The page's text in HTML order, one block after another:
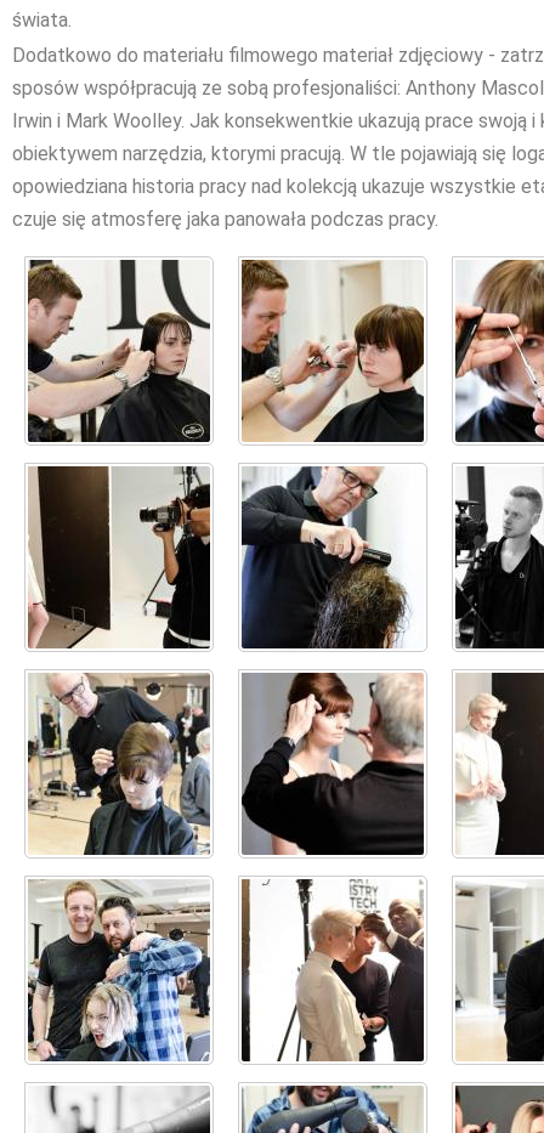
świata.
Dodatkowo do materiału filmowego materiał zdjęciowy -
sposów współpracują ze sobą profesjonaliści: Anthony
Irwin i Mark Woolley. Jak konsekwentkie ukazują prace swoją
obiektywem narzędzia, ktorymi pracują. W tle pojawiają się
opowiedziana historia pracy nad kolekcją ukazuje wszystkie
czuje się atmosferę jaka panowała podczas pracy.